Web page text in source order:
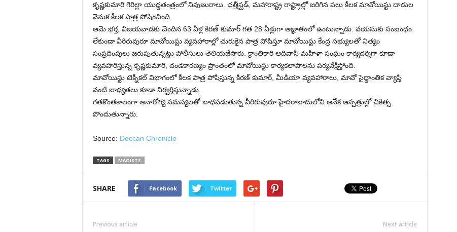
కృష్ణకుమారి గెరిల్లా యుద్ధతంత్రంలో నిపుణురాలు. ఛత్తీస్ఘడ్, మహారాష్ట్ర రాష్ట్రాల్లో జరిగిన పలు కీలక మావోయిస్టు దాడుల
వెనుక కీలక పాత్ర పోషించింది.
ఆమె భర్త, విజయవాడకు చెందిన 63 ఏళ్ల కిరణ్ కుమార్ గత 28 ఏళ్లుగా అజ్ఞాతంలో ఉంటున్నాడు. వయసుకు సంబంధం
లేకుండా వీరిరువురూ మావోయిస్టు వ్యవహారాల్లో చురుకైన పాత్ర పోషిస్తూ మావోయిస్టు కేంద్ర సభ్యులతో నిత్యం
సంప్రదింపులు జరుపుతున్నట్టు పోలీసులు తెలియజేసారు. క్రాంతికారి ఆదివాసీ మహిళా సంఘం కార్యదర్శిగా కూడా
వ్యవహరిస్తున్న కృష్ణకుమారి, దండకారణ్యం ప్రాంతంలో మావోయిస్టు కార్యకలాపాలను పర్యవేక్షిస్తోంది.
మావోయిస్టు టెక్నీకల్ విభాగంలో కీలక పాత్ర పోషిస్తున్న కిరణ్ కుమార్, మీడియా వ్యవహారాలు, మావో సైద్ధాంతిక వ్యాప్తి
వంటి బాధ్యతలు కూడా నిర్వర్తిస్తున్నాడు.
గతకొంతకాలంగా అనారోగ్య సమస్యలతో బాధపడుతున్న వీరిరువురూ హైదరాబాదులోని అనేక ఆస్పత్రుల్లో చికిత్స
పొందుతున్నారు.
Source: Deccan Chronicle
TAGS MAOISTS
SHARE Facebook Twitter
Previous article Next article